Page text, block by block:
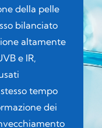
della pelle
bilanciato
altamente
e IR,
tempo
dei